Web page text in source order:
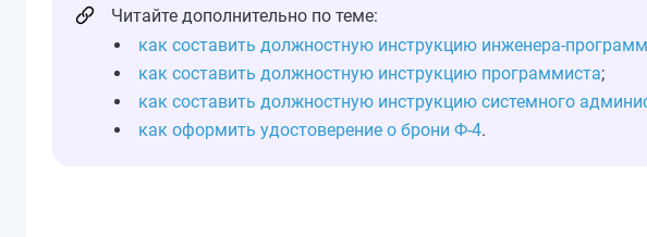
Читайте дополнительно по теме:
как составить должностную инструкцию инженера-
как составить должностную инструкцию программиста;
как составить должностную инструкцию системного
как оформить удостоверение о брони Ф-4.